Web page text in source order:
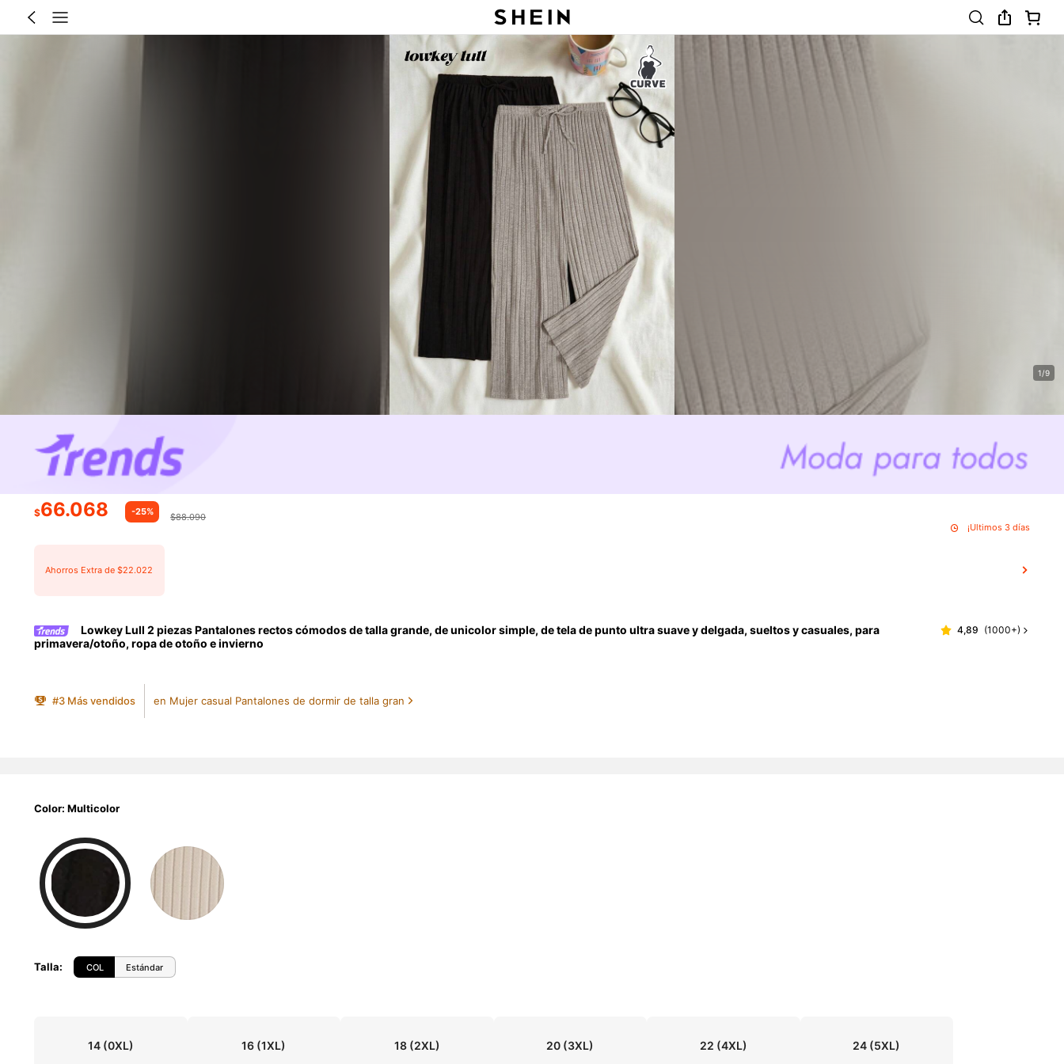
1/9
$66.068 -25%
$88.090
¡Últimos 3 días
Ahorros Extra de $22.022
Lowkey Lull 2 piezas Pantalones rectos cómodos de talla grande, de unicolor simple, de tela de punto ultra suave y delgada, sueltos y casuales, para
primavera/otoño, ropa de otoño e invierno
4,89 (1000+)
#3 Más vendidos en Mujer casual Pantalones de dormir de talla gran
Color: Multicolor
Talla: COL Estándar
14(0XL) 16 (1XL) 18(2XL) 20 (3XL) 22 (4XL) 24 (5XL)